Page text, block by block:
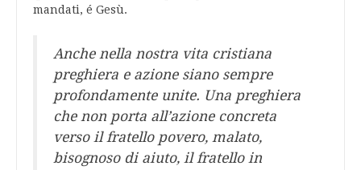
mandati, é Gesù.
Anche nella nostra vita cristiana
preghiera e azione siano sempre
profondamente unite. Una preghiera
che non porta all’azione concreta
verso il fratello povero, malato,
bisognoso di aiuto, il fratello in